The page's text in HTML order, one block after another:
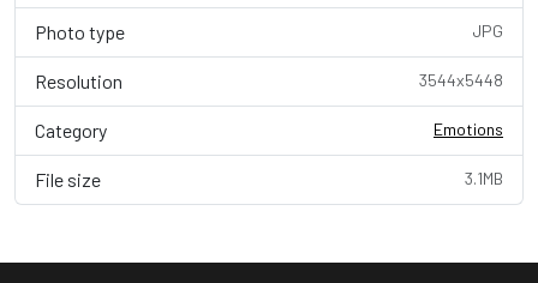
Photo type JPG
Resolution 3544x5448
Category Emotions
File size 3.1MB